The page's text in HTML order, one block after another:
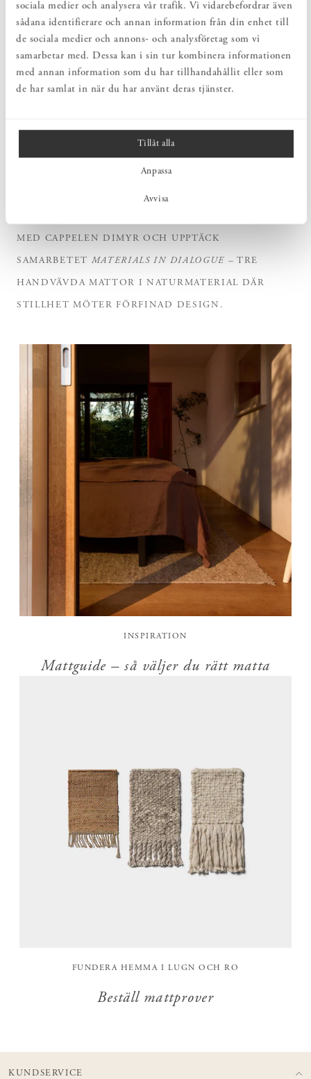
sociala medier och analysera vår trafik. Vi vidarebefordrar även
sådana identifierare och annan information från din enhet till
de sociala medier och annons- och analysföretag som vi
samarbetar med. Dessa kan i sin tur kombinera informationen
med annan information som du har tillhandahållit eller som
de har samlat in när du har använt deras tjänster.
Tillåt alla
Anpassa
Avvisa
Norrgavel x Cappelen Dimyr
MED CAPPELEN DIMYR OCH UPPTÄCK
SAMARBETET MATERIALS IN DIALOGUE – TRE
HANDVÄVDA MATTOR I NATURMATERIAL DÄR
STILLHET MÖTER FÖRFINAD DESIGN.
INSPIRATION
Mattguide – så väljer du rätt matta
FUNDERA HEMMA I LUGN OCH RO
Beställ mattprover
KUNDSERVICE